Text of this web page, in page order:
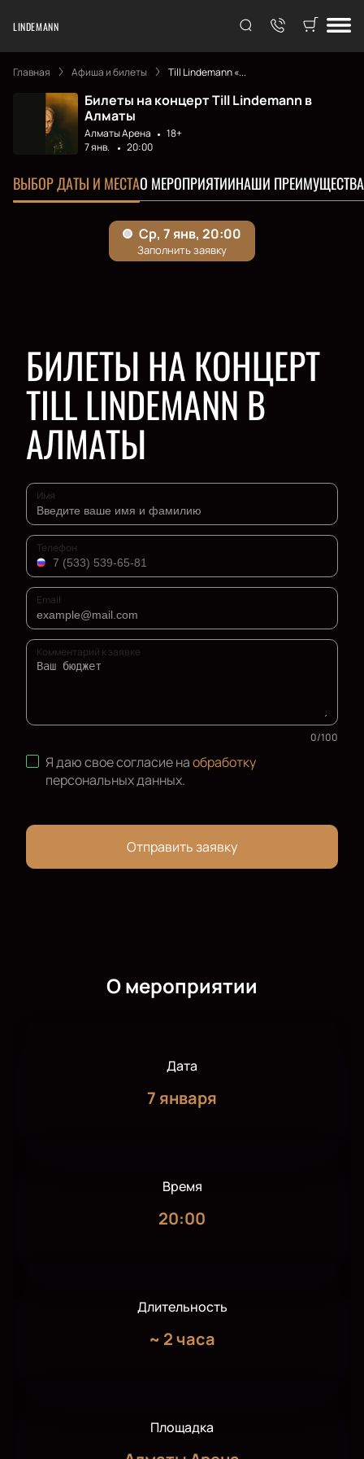
LINDEMANN
Главная Афиша и билеты Till Lindemann «...
Билеты на концерт Till Lindemann в
Алматы
Алматы Арена
18+
7 янв.
20:00
ВЫБОР ДАТЫ И МЕСТАО МЕРОПРИЯТИИНАШИ ПРЕИМУЩЕСТВА
БИЛЕТЫ НА КОНЦЕРТ
TILL LINDEMANN В
АЛМАТЫ
Имя
Телефон
Email
Комментарий к заявке
0/100
Я даю свое согласие наобработку
персональных данных.
Отправить заявку
О мероприятии
Дата
7 января
Время
20:00
Длительность
~ 2 часа
Площадка